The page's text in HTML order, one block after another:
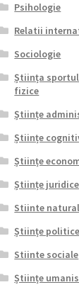
Psihologie
Relatii
Sociologie
Știința
fizice
Științe
Științe
Științe
Științe juridice
Stiinte
Științe politice
Stiinte sociale
Științe